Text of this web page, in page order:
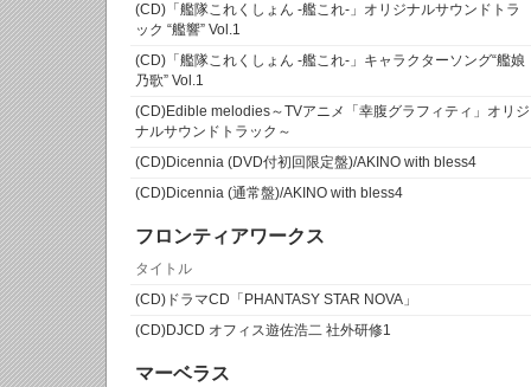
(CD)「艦隊これくしょん -艦これ-」オリジナルサウンドトラ
ック “艦響” Vol.1
(CD)「艦隊これくしょん -艦これ-」キャラクターソング“艦娘
乃歌” Vol.1
(CD)Edible melodies～TVアニメ「幸腹グラフィティ」オリジ
ナルサウンドトラック～
(CD)Dicennia (DVD付初回限定盤)/AKINO with bless4
(CD)Dicennia (通常盤)/AKINO with bless4
フロンティアワークス
タイトル
(CD)ドラマCD「PHANTASY STAR NOVA」
(CD)DJCD オフィス遊佐浩二 社外研修1
マーベラス